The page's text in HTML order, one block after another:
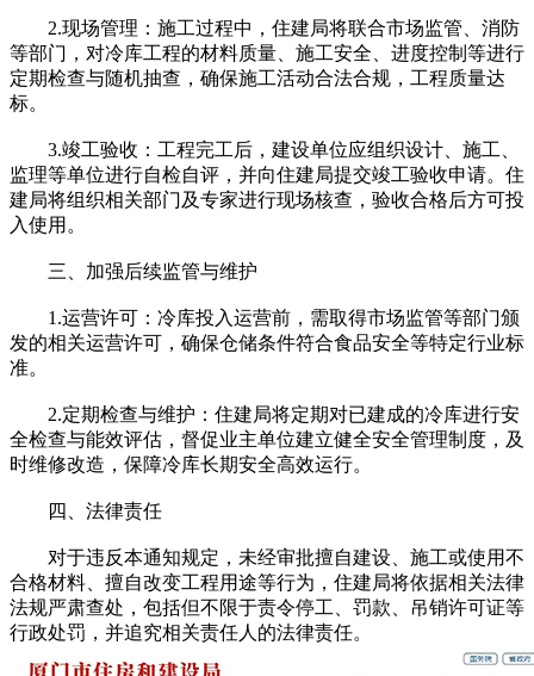
2.现场管理：施工过程中，住建局将联合市场监管、消防
等部门，对冷库工程的材料质量、施工安全、进度控制等进行
定期检查与随机抽查，确保施工活动合法合规，工程质量达
标。
3.竣工验收：工程完工后，建设单位应组织设计、施工、
监理等单位进行自检自评，并向住建局提交竣工验收申请。住
建局将组织相关部门及专家进行现场核查，验收合格后方可投
入使用。
三、加强后续监管与维护
1.运营许可：冷库投入运营前，需取得市场监管等部门颁
发的相关运营许可，确保仓储条件符合食品安全等特定行业标
准。
2.定期检查与维护：住建局将定期对已建成的冷库进行安
全检查与能效评估，督促业主单位建立健全安全管理制度，及
时维修改造，保障冷库长期安全高效运行。
四、法律责任
对于违反本通知规定，未经审批擅自建设、施工或使用不
合格材料、擅自改变工程用途等行为，住建局将依据相关法律
法规严肃查处，包括但不限于责令停工、罚款、吊销许可证等
行政处罚，并追究相关责任人的法律责任。